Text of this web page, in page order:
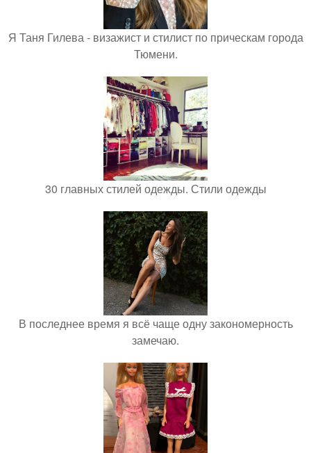
Я Таня Гилева - визажист и стилист по прическам города
Тюмени.
30 главных стилей одежды. Стили одежды
В последнее время я всё чаще одну закономерность
замечаю.